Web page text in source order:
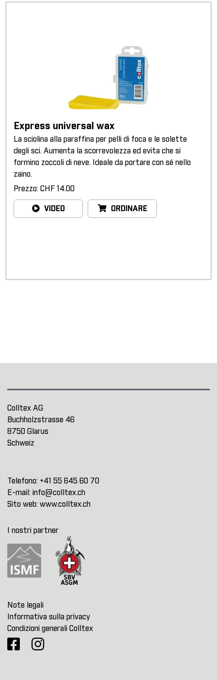
Express universal wax
La sciolina alla paraffina per pelli di foca e le solette
degli sci. Aumenta la scorrevolezza ed evita che si
formino zoccoli di neve. Ideale da portare con sé nello
zaino.
Prezzo: CHF 14.00
VIDEO ORDINARE
Colltex AG
Buchholzstrasse 46
8750 Glarus
Schweiz
Telefono: +41 55 645 60 70
E-mail: info@colltex.ch
Sito web: www.colltex.ch
I nostri partner
Note legali
Informativa sulla privacy
Condizioni generali Colltex